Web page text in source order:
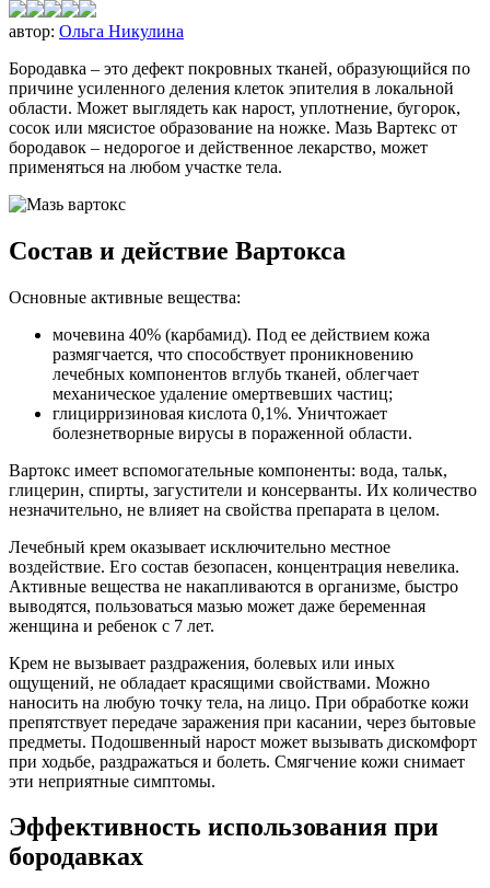
автор: Ольга Никулина
Бородавка – это дефект покровных тканей, образующийся по
причине усиленного деления клеток эпителия в локальной
области. Может выглядеть как нарост, уплотнение, бугорок,
сосок или мясистое образование на ножке. Мазь Вартекс от
бородавок – недорогое и действенное лекарство, может
применяться на любом участке тела.
Состав и действие Вартокса
Основные активные вещества:
мочевина 40% (карбамид). Под ее действием кожа
размягчается, что способствует проникновению
лечебных компонентов вглубь тканей, облегчает
механическое удаление омертвевших частиц;
глицирризиновая кислота 0,1%. Уничтожает
болезнетворные вирусы в пораженной области.
Вартокс имеет вспомогательные компоненты: вода, тальк,
глицерин, спирты, загустители и консерванты. Их количество
незначительно, не влияет на свойства препарата в целом.
Лечебный крем оказывает исключительно местное
воздействие. Его состав безопасен, концентрация невелика.
Активные вещества не накапливаются в организме, быстро
выводятся, пользоваться мазью может даже беременная
женщина и ребенок с 7 лет.
Крем не вызывает раздражения, болевых или иных
ощущений, не обладает красящими свойствами. Можно
наносить на любую точку тела, на лицо. При обработке кожи
препятствует передаче заражения при касании, через бытовые
предметы. Подошвенный нарост может вызывать дискомфорт
при ходьбе, раздражаться и болеть. Смягчение кожи снимает
эти неприятные симптомы.
Эффективность использования при
бородавках